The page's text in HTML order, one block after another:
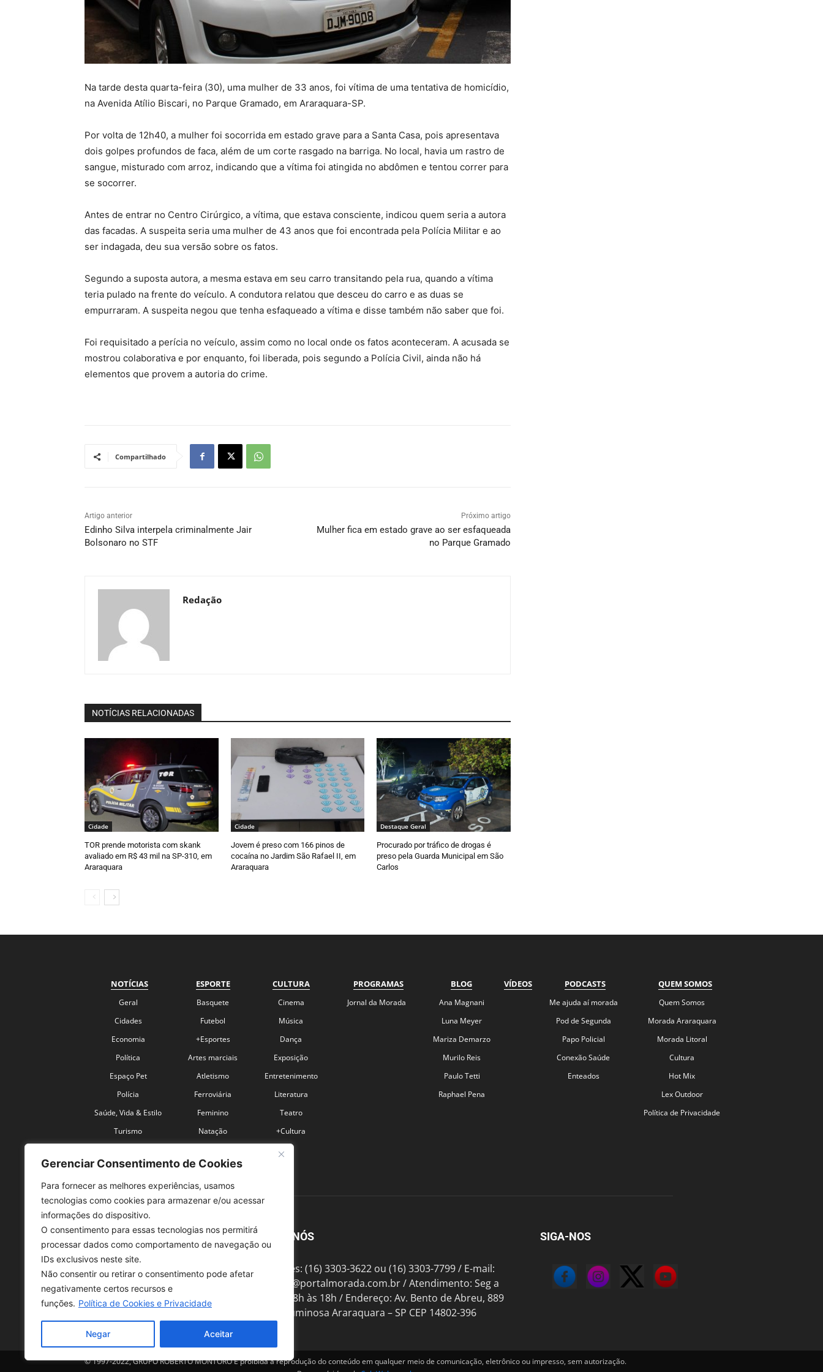
Gerenciar Consentimento de Cookies
Para fornecer as melhores experiências, usamos
tecnologias como cookies para armazenar e/ou acessar
informações do dispositivo.
O consentimento para essas tecnologias nos permitirá
processar dados como comportamento de navegação ou
IDs exclusivos neste site.
Não consentir ou retirar o consentimento pode afetar
negativamente certos recursos e
funções. Política de Cookies e Privacidade
Negar Aceitar
Na tarde desta quarta-feira (30), uma mulher de 33 anos, foi vítima de uma tentativa de homicídio,
na Avenida Atílio Biscari, no Parque Gramado, em Araraquara-SP.
Por volta de 12h40, a mulher foi socorrida em estado grave para a Santa Casa, pois apresentava
dois golpes profundos de faca, além de um corte rasgado na barriga. No local, havia um rastro de
sangue, misturado com arroz, indicando que a vítima foi atingida no abdômen e tentou correr para
se socorrer.
Antes de entrar no Centro Cirúrgico, a vítima, que estava consciente, indicou quem seria a autora
das facadas. A suspeita seria uma mulher de 43 anos que foi encontrada pela Polícia Militar e ao
ser indagada, deu sua versão sobre os fatos.
Segundo a suposta autora, a mesma estava em seu carro transitando pela rua, quando a vítima
teria pulado na frente do veículo. A condutora relatou que desceu do carro e as duas se
empurraram. A suspeita negou que tenha esfaqueado a vítima e disse também não saber que foi.
Foi requisitado a perícia no veículo, assim como no local onde os fatos aconteceram. A acusada se
mostrou colaborativa e por enquanto, foi liberada, pois segundo a Polícia Civil, ainda não há
elementos que provem a autoria do crime.
Compartilhado
Artigo anterior
Edinho Silva interpela criminalmente Jair
Bolsonaro no STF
Próximo artigo
Mulher fica em estado grave ao ser esfaqueada
no Parque Gramado
Redação
NOTÍCIAS RELACIONADAS
Cidade
TOR prende motorista com skank
avaliado em R$ 43 mil na SP-310, em
Araraquara
Cidade
Jovem é preso com 166 pinos de
cocaína no Jardim São Rafael II, em
Araraquara
Destaque Geral
Procurado por tráfico de drogas é
preso pela Guarda Municipal em São
Carlos
NOTÍCIAS
Geral
Cidades
Economia
Política
Espaço Pet
Polícia
Saúde, Vida & Estilo
Turismo
ESPORTE
Basquete
Futebol
+Esportes
Artes marciais
Atletismo
Ferroviária
Feminino
Natação
CULTURA
Cinema
Música
Dança
Exposição
Entretenimento
Literatura
Teatro
+Cultura
PROGRAMAS
Jornal da Morada
BLOG
Ana Magnani
Luna Meyer
Mariza Demarzo
Murilo Reis
Paulo Tetti
Raphael Pena
VÍDEOS PODCASTS
Me ajuda aí morada
Pod de Segunda
Papo Policial
Conexão Saúde
Enteados
QUEM SOMOS
Quem Somos
Morada Araraquara
Morada Litoral
Cultura
Hot Mix
Lex Outdoor
Política de Privacidade
SOBRE NÓS
Telefones: (16) 3303-3622 ou (16) 3303-7799 / E-mail:
contato@portalmorada.com.br/ Atendimento: Seg a
Sex das 8h às 18h / Endereço: Av. Bento de Abreu, 889
Fonte Luminosa Araraquara – SP CEP 14802-396
SIGA-NOS
© 1997-2022, GRUPO ROBERTO MONTORO É proibida a reprodução do conteúdo em qualquer meio de comunicação, eletrônico ou impresso, sem autorização.